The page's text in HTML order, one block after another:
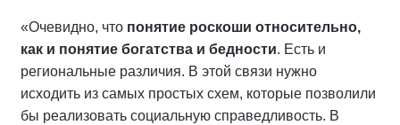
«Очевидно, что понятие роскоши относительно,
как и понятие богатства и бедности. Есть и
региональные различия. В этой связи нужно
исходить из самых простых схем, которые позволили
бы реализовать социальную справедливость. В